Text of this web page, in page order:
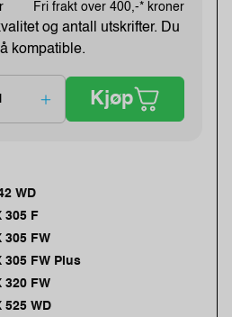
Fri frakt over 400,-* kroner
og antall utskrifter. Du
kompatible.
Kjøp
WD
305 F
305 FW
305 FW Plus
320 FW
525 WD